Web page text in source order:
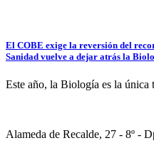
El COBE exige la reversión del
Sanidad vuelve a dejar atrás la
Este año, la Biología es la única
Alameda de Recalde, 27 - 8º -